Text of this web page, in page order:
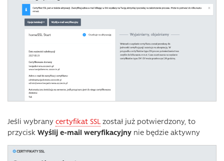
Jeśli wybrany certyfikat SSL został już potwierdzony, to
przycisk Wyślij e-mail weryfikacyjny nie będzie aktywny